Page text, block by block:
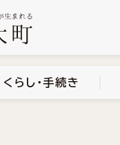
くらし・手続き